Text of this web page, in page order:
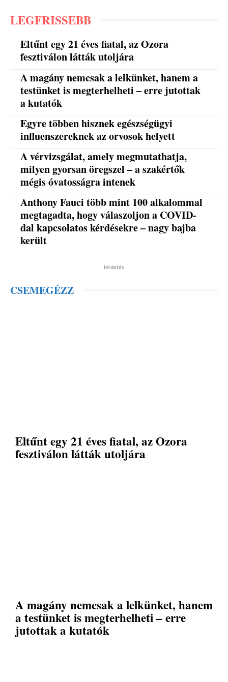
LEGFRISSEBB
Eltűnt egy 21 éves fiatal, az Ozora
fesztiválon látták utoljára
A magány nemcsak a lelkünket, hanem a
testünket is megterhelheti – erre jutottak
a kutatók
Egyre többen hisznek egészségügyi
influenszereknek az orvosok helyett
A vérvizsgálat, amely megmutathatja,
milyen gyorsan öregszel – a szakértők
mégis óvatosságra intenek
Anthony Fauci több mint 100 alkalommal
megtagadta, hogy válaszoljon a COVID-
dal kapcsolatos kérdésekre – nagy bajba
került
Hirdetés
CSEMEGÉZZ
Eltűnt egy 21 éves fiatal, az Ozora
fesztiválon látták utoljára
A magány nemcsak a lelkünket, hanem
a testünket is megterhelheti – erre
jutottak a kutatók